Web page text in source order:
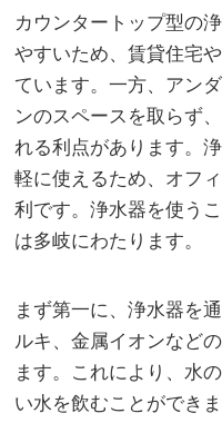
カウンタートップ型の
やすいため、賃貸住宅
ています。一方、アン
ンのスペースを取らず
れる利点があります。
軽に使えるため、オフ
利です。浄水器を使う
は多岐にわたります。
まず第一に、浄水器を
ルキ、金属イオンなど
ます。これにより、水
い水を飲むことができ